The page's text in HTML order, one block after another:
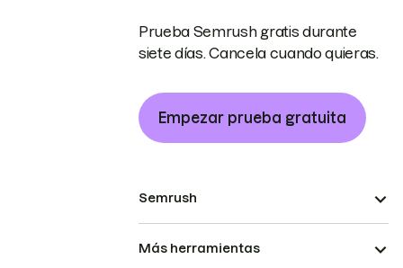
Prueba Semrush gratis durante
siete días. Cancela cuando quieras.
Empezar prueba gratuita
Semrush
Más herramientas